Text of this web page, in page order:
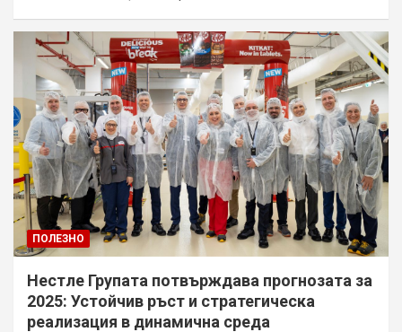
ПОЛЕЗНО
Нестле Групата потвърждава прогнозата за
2025: Устойчив ръст и стратегическа
реализация в динамична среда